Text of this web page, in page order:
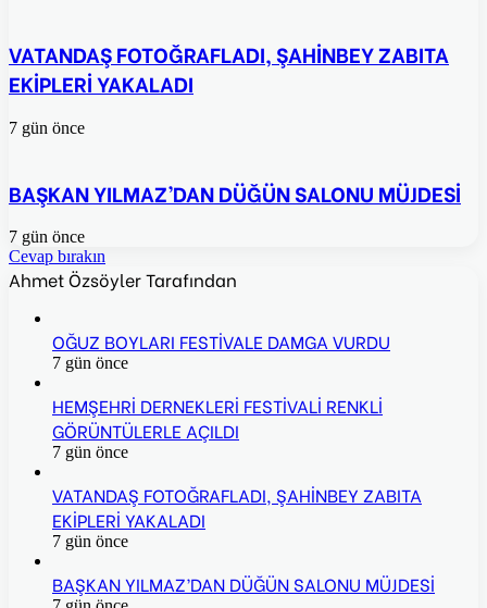
VATANDAŞ FOTOĞRAFLADI, ŞAHİNBEY ZABITA
EKİPLERİ YAKALADI
7 gün önce
BAŞKAN YILMAZ’DAN DÜĞÜN SALONU MÜJDESİ
7 gün önce
Cevap bırakın
Ahmet Özsöyler Tarafından
OĞUZ BOYLARI FESTİVALE DAMGA VURDU
7 gün önce
HEMŞEHRİ DERNEKLERİ FESTİVALİ RENKLİ
GÖRÜNTÜLERLE AÇILDI
7 gün önce
VATANDAŞ FOTOĞRAFLADI, ŞAHİNBEY ZABITA
EKİPLERİ YAKALADI
7 gün önce
BAŞKAN YILMAZ’DAN DÜĞÜN SALONU MÜJDESİ